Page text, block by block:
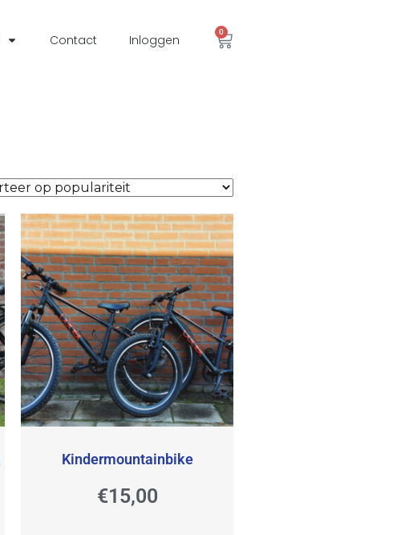
Contact Inloggen
0
Kindermountainbike
€15,00